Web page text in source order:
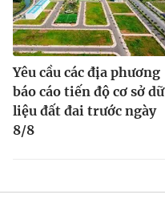
Yêu cầu các địa phương
báo cáo tiến độ cơ sở dữ
liệu đất đai trước ngày
8/8